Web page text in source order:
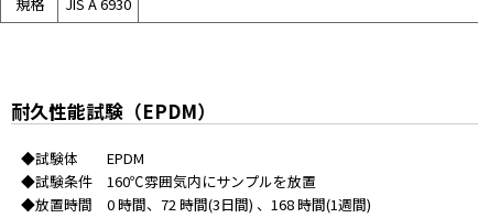
耐久性能試験（EPDM）
◆試験体 EPDM
◆試験条件 160℃雰囲気内にサンプルを放置
◆放置時間 0 時間、72 時間(3日間) 、168 時間(1週間)